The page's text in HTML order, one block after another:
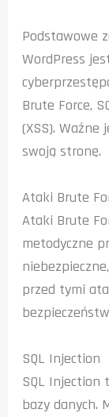
Podstawowe
WordPress
Brute Force,
(XSS).
swoją stronę.
Ataki Brute
Ataki Brute
metodyczne
przed tymi
SQL Injection
SQL Injection
bazy danych.